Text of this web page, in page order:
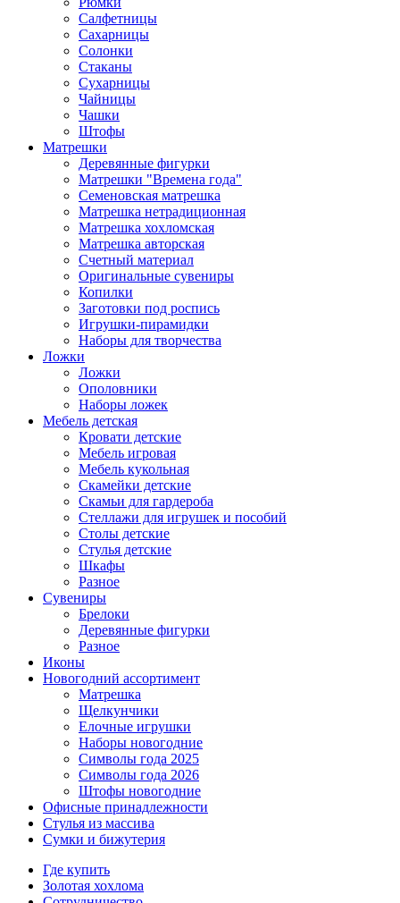
Салфетницы
Сахарницы
Солонки
Стаканы
Сухарницы
Чайницы
Чашки
Штофы
Матрешки
Деревянные фигурки
Матрешки "Времена года"
Семеновская матрешка
Матрешка нетрадиционная
Матрешка хохломская
Матрешка авторская
Счетный материал
Оригинальные сувениры
Копилки
Заготовки под роспись
Игрушки-пирамидки
Наборы для творчества
Ложки
Ложки
Ополовники
Наборы ложек
Мебель детская
Кровати детские
Мебель игровая
Мебель кукольная
Скамейки детские
Скамьи для гардероба
Стеллажи для игрушек и пособий
Столы детские
Стулья детские
Шкафы
Разное
Сувениры
Брелоки
Деревянные фигурки
Разное
Иконы
Новогодний ассортимент
Матрешка
Щелкунчики
Елочные игрушки
Наборы новогодние
Символы года 2025
Символы года 2026
Штофы новогодние
Офисные принадлежности
Стулья из массива
Сумки и бижутерия
Где купить
Золотая хохлома